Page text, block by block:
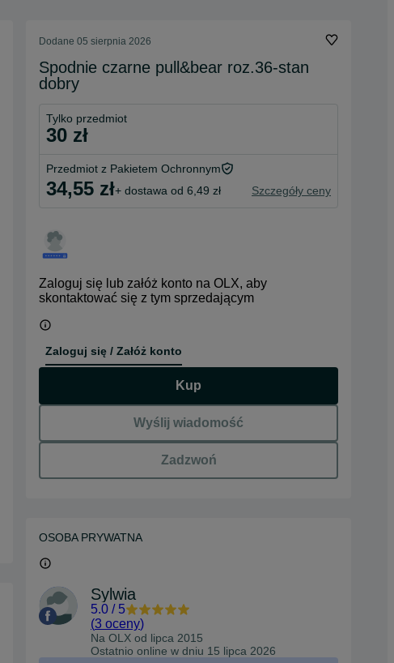
Dodane 05 sierpnia 2026
Spodnie czarne pull&bear roz.36-stan
dobry
Tylko przedmiot
30 zł
Przedmiot z Pakietem Ochronnym
34,55 zł+ dostawa od 6,49 zł Szczegóły ceny
Zaloguj się lub załóż konto na OLX, aby
skontaktować się z tym sprzedającym
Zaloguj się / Załóż konto
Kup
Wyślij wiadomość
Zadzwoń
OSOBA PRYWATNA
Sylwia
5.0 / 5
(3 oceny)
Na OLX od lipca 2015
Ostatnio online w dniu 15 lipca 2026